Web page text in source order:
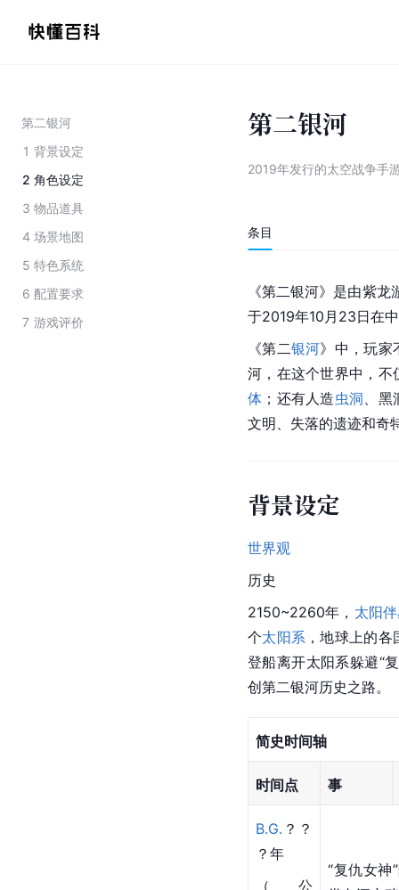
第二银河
1 背景设定
2 角色设定
3 物品道具
4 场景地图
5 特色系统
6 配置要求
7 游戏评价
第二银河
2019年发行的太空战争手
条目
《第二银河》是由紫
于2019年10月23日在
《第二银河》中，玩家
河，在这个世界中，不
体 ；还有人造虫洞 、
文明、失落的遗迹和奇
背景设定
世界观
历史
2150~2260年， 太阳
个太阳系 ，地球上的
登船离开太阳系躲避“
创第二银河历史之路。
简史时间轴
时间点 事
B.G. ？？
？年
（公
“复仇女神